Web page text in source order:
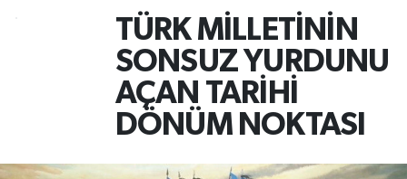
TÜRK MİLLETİNİN
SONSUZ YURDUNU
AÇAN TARİHİ
DÖNÜM NOKTASI
Video Galeri
Akçakoca Trafik Yoğunluk Haritası
Süper Lig Puan Durumu ve Fikstür
Tüm Manşetler
Son Dakika Haberleri